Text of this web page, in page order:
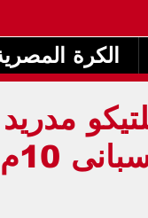
الكرة
مدريد